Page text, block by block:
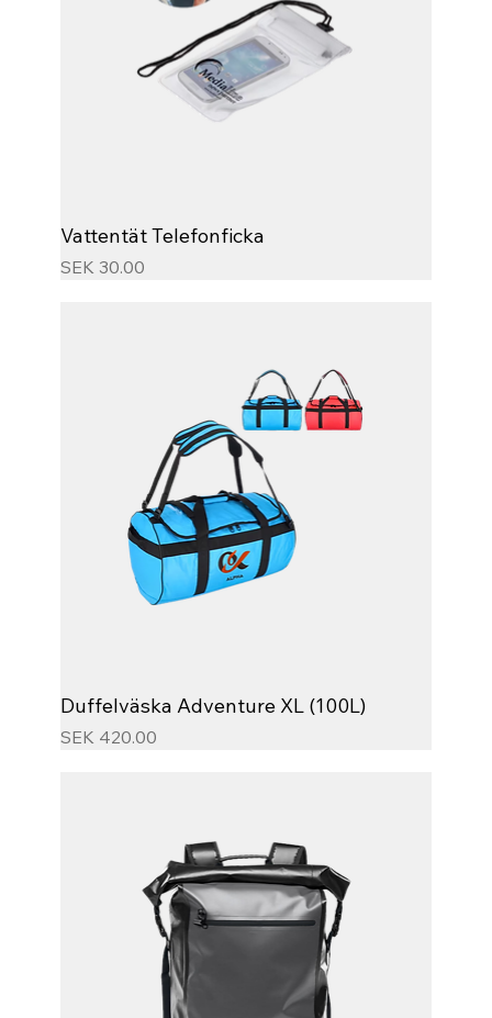
Vattentät Telefonficka
Price
SEK 30.00
Duffelväska Adventure XL (100L)
Price
SEK 420.00